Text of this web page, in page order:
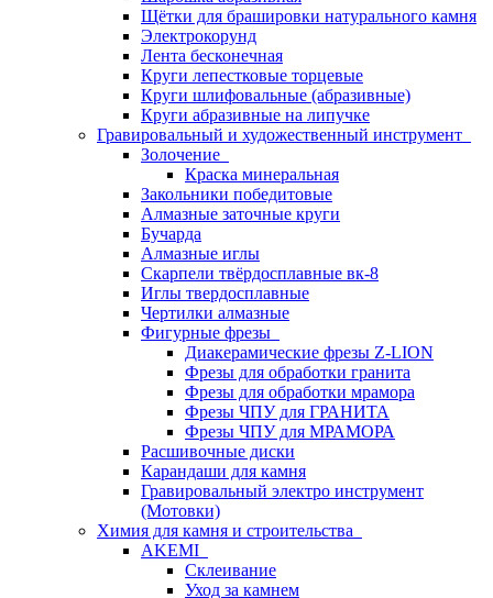
Щётки для брашировки натурального камня
Электрокорунд
Лента бесконечная
Круги лепестковые торцевые
Круги шлифовальные (абразивные)
Круги абразивные на липучке
Гравировальный и художественный инструмент
Золочение
Краска минеральная
Закольники победитовые
Алмазные заточные круги
Бучарда
Алмазные иглы
Скарпели твёрдосплавные вк-8
Иглы твердосплавные
Чертилки алмазные
Фигурные фрезы
Диакерамические фрезы Z-LION
Фрезы для обработки гранита
Фрезы для обработки мрамора
Фрезы ЧПУ для ГРАНИТА
Фрезы ЧПУ для МРАМОРА
Расшивочные диски
Карандаши для камня
Гравировальный электро инструмент
(Мотовки)
Химия для камня и строительства
AKEMI
Склеивание
Уход за камнем